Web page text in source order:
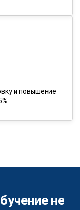
и повышение
не